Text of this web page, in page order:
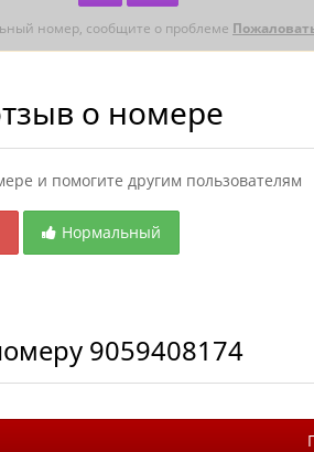
номер, сообщите о проблеме
о номере
и помогите другим пользователям
Нормальный
9059408174